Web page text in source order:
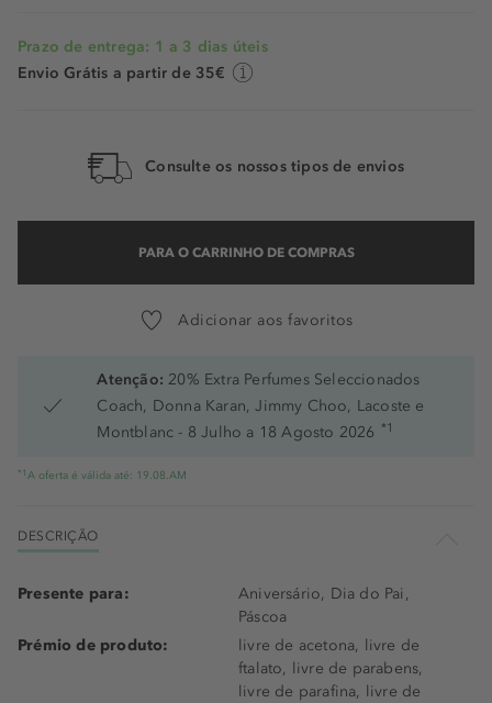
Prazo de entrega: 1 a 3 dias úteis
Envio Grátis a partir de 35€
Consulte os nossos tipos de envios
PARA O CARRINHO DE COMPRAS
Adicionar aos favoritos
Atenção: 20% Extra Perfumes Seleccionados
Coach, Donna Karan, Jimmy Choo, Lacoste e
Montblanc - 8 Julho a 18 Agosto 2026 *1
*1 A oferta é válida até: 19.08.AM
DESCRIÇÃO
Presente para:
Aniversário, Dia do Pai,
Páscoa
Prémio de produto:
livre de acetona, livre de
ftalato, livre de parabens,
livre de parafina, livre de